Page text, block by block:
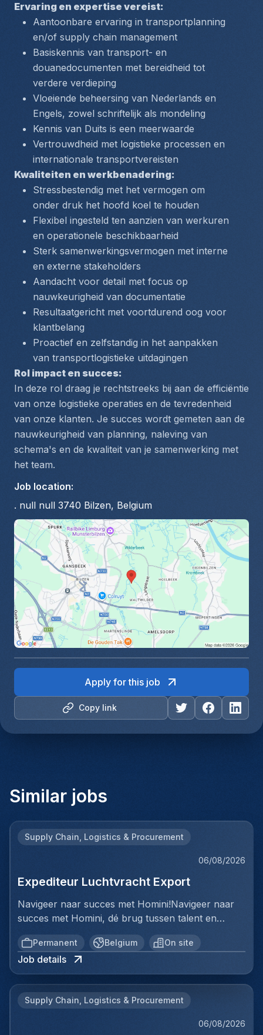
Ervaring en expertise vereist:
Aantoonbare ervaring in transportplanning
en/of supply chain management
Basiskennis van transport- en
douanedocumenten met bereidheid tot
verdere verdieping
Vloeiende beheersing van Nederlands en
Engels, zowel schriftelijk als mondeling
Kennis van Duits is een meerwaarde
Vertrouwdheid met logistieke processen en
internationale transportvereisten
Kwaliteiten en werkbenadering:
Stressbestendig met het vermogen om
onder druk het hoofd koel te houden
Flexibel ingesteld ten aanzien van werkuren
en operationele beschikbaarheid
Sterk samenwerkingsvermogen met interne
en externe stakeholders
Aandacht voor detail met focus op
nauwkeurigheid van documentatie
Resultaatgericht met voortdurend oog voor
klantbelang
Proactief en zelfstandig in het aanpakken
van transportlogistieke uitdagingen
Rol impact en succes:
In deze rol draag je rechtstreeks bij aan de efficiëntie
van onze logistieke operaties en de tevredenheid
van onze klanten. Je succes wordt gemeten aan de
nauwkeurigheid van planning, naleving van
schema's en de kwaliteit van je samenwerking met
het team.
Job location:
. null null 3740 Bilzen, Belgium
Copy link
Apply for this job
Similar jobs
Supply Chain, Logistics & Procurement
06/08/2026
Expediteur Luchtvracht Export
Navigeer naar succes met Homini!Navigeer naar
succes met Homini, dé brug tussen talent en
uitmuntende opportuniteiten binnen de
arbeidsmarkt. Als voorloper in wervingsdiensten,
matchen we toptalent met topbedrijven in diverse
sectoren. Met onze expertise en toewijding streven
plaatsingen. Bij Homini staat elk individu centraal;
ons team Logistiek & Distributie zoeken we een
Permanent Belgium On site
Job details
Supply Chain, Logistics & Procurement
06/08/2026